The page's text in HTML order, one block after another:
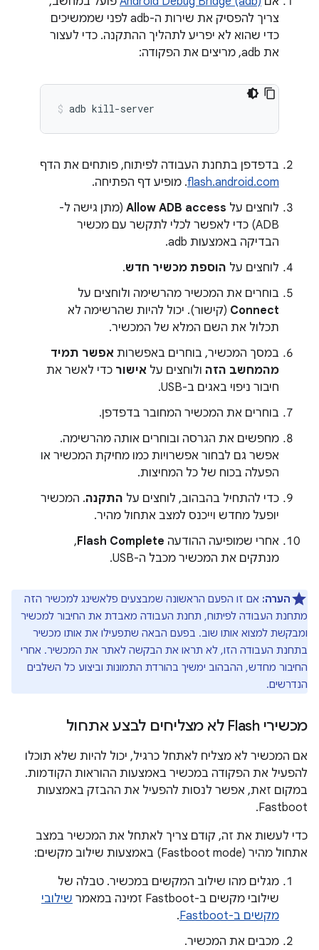
צריך להפסיק את שירות ה-adb לפני שממשיכים
כדי שהוא לא יפריע לתהליך ההתקנה. כדי לעצור
את adb, מריצים את הפקודה:
adb kill-server
בדפדפן בתחנת העבודה לפיתוח, פותחים את הדף
flash.android.com. מופיע דף הפתיחה.
לוחצים על Allow ADB access (מתן גישה ל-
ADB) כדי לאפשר לכלי לתקשר עם מכשיר
הבדיקה באמצעות adb.
לוחצים על הוספת מכשיר חדש.
בוחרים את המכשיר מהרשימה ולוחצים על
Connect (קישור). יכול להיות שהרשימה לא
תכלול את השם המלא של המכשיר.
במסך המכשיר, בוחרים באפשרות אפשר תמיד
מהמחשב הזה ולוחצים על אישור כדי לאשר את
חיבור ניפוי באגים ב-USB.
בוחרים את המכשיר המחובר בדפדפן.
מחפשים את הגרסה ובוחרים אותה מהרשימה.
אפשר גם לבחור אפשרויות כמו מחיקת המכשיר או
הפעלה בכוח של כל המחיצות.
כדי להתחיל בהבהוב, לוחצים על התקנה. המכשיר
יופעל מחדש וייכנס למצב אתחול מהיר.
אחרי שמופיעה ההודעה Flash Complete
,
מנתקים את המכשיר מכבל ה-USB.
הערה: אם זו הפעם הראשונה שמבצעים פלאשינג למכשיר הזה
מתחנת העבודה לפיתוח, תחנת העבודה מאבדת את החיבור למכשיר
ומבקשת למצוא אותו שוב. בפעם הבאה שתפעילו את אותו מכשיר
בתחנת העבודה הזו, לא תראו את הבקשה לאתר את המכשיר. אחרי
החיבור מחדש, ההבהוב ימשיך בהורדת התמונות וביצוע כל השלבים
הנדרשים.
מכשירי Flash לא מצליחים לבצע אתחול
אם המכשיר לא מצליח לאתחל כרגיל, יכול להיות שלא תוכלו
להפעיל את הפקודה במכשיר באמצעות ההוראות הקודמות.
במקום זאת, אפשר לנסות להפעיל את ההבזק באמצעות
Fastboot.
כדי לעשות את זה, קודם צריך לאתחל את המכשיר במצב
אתחול מהיר (Fastboot mode) באמצעות שילוב מקשים:
מגלים מהו שילוב המקשים במכשיר. טבלה של
שילובי מקשים ב-Fastboot זמינה במאמר
שילובי
מקשים ב-Fastboot
.
מכבים את המכשיר.